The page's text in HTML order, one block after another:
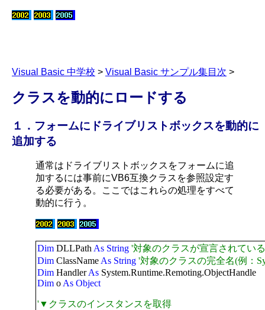
Visual Basic 中学校 > Visual Basic サンプル集目次 >
クラスを動的にロードする
１．フォームにドライブリストボックスを動的に
追加する
通常はドライブリストボックスをフォームに追
加するには事前にVB6互換クラスを参照設定す
る必要がある。ここではこれらの処理をすべて
動的に行う。
Dim DLLPathAs String '対象のクラスが宣言されてい
Dim ClassNameAs String '対象のクラスの完全名(例：
Dim HandlerAs System.Runtime.Remoting.ObjectHandle
Dim oAs Object
'▼クラスのインスタンスを取得